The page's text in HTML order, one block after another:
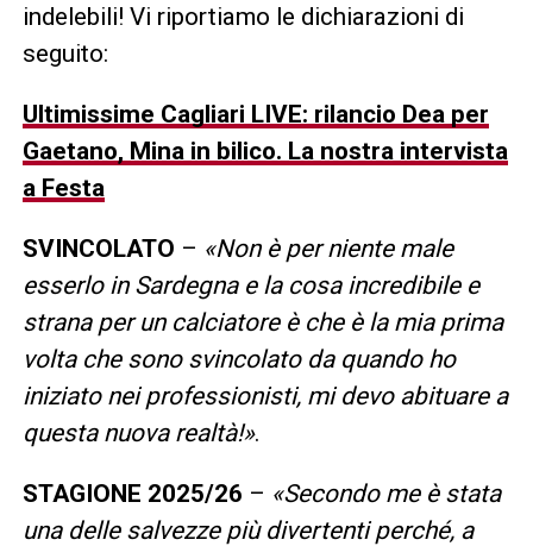
indelebili! Vi riportiamo le dichiarazioni di
seguito:
Ultimissime Cagliari LIVE: rilancio Dea per
Gaetano, Mina in bilico. La nostra intervista
a Festa
SVINCOLATO – «Non è per niente male
esserlo in Sardegna e la cosa incredibile e
strana per un calciatore è che è la mia prima
volta che sono svincolato da quando ho
iniziato nei professionisti, mi devo abituare a
questa nuova realtà!».
STAGIONE 2025/26 – «Secondo me è stata
una delle salvezze più divertenti perché, a